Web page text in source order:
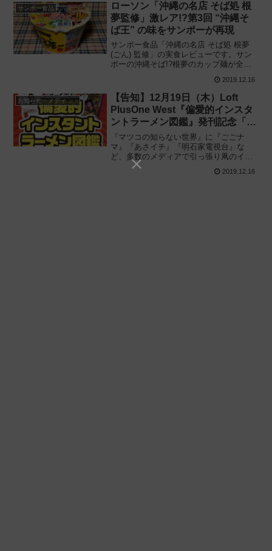
サンポー食品
ローソン「沖縄の名店 そば処 根
夢監修」激レア!?第3回 “沖縄そ
ば王” の味をサンポーが再現
サンポー食品「沖縄の名店 そば処 根夢
(ごん) 監修」の実食レビューです。サン
ポーの沖縄そば!?根夢のカップ麺が全国
ローソン沖縄設立10周年記念商品として
再現、実際に食べてみた感想と評価で
す。
2019.12.16
【告知】12月19日（木）Loft
PlusOne West『偏愛的インスタ
ントラーメン図鑑』発刊記念「イ
ンスタントラーメン祭り in 大
阪」出演について
『マツコの知らない世界』に『ごごナ
マ』『あさイチ』『明石家電視台』な
ど、多数のメディアで引っ張り凧のイン
スタントラーメンマニア・大和イチロウ
及びインスタント麺愛好家・大山即席
2019.12.16